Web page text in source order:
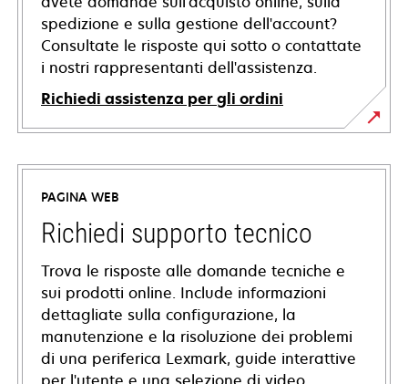
spedizione e sulla gestione dell'account?
Consultate le risposte qui sotto o contattate
i nostri rappresentanti dell'assistenza.
Richiedi assistenza per gli ordini
PAGINA WEB
Richiedi supporto tecnico
Trova le risposte alle domande tecniche e
sui prodotti online. Include informazioni
dettagliate sulla configurazione, la
manutenzione e la risoluzione dei problemi
di una periferica Lexmark, guide interattive